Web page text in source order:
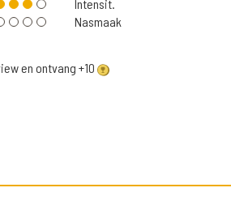
Intensit.
Nasmaak
en ontvang +10